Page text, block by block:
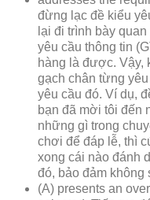
đừng lạc đề kiểu
lại đi trình bày
yêu cầu thông tin
hàng là được. Vậy,
gạch chân từng
yêu cầu đó. Ví dụ,
bạn đã mời tôi đến
những gì trong
chơi để đáp lễ, thì
xong cái nào đánh
đó, bảo đảm không
(A) presents an